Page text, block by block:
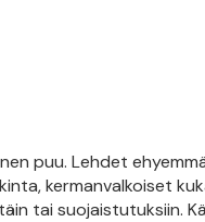
puu. Lehdet
kermanvalkoiset
tai suojaistutuksiin.